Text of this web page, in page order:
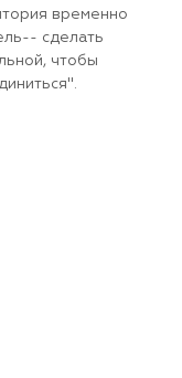
временно
сделать
чтобы